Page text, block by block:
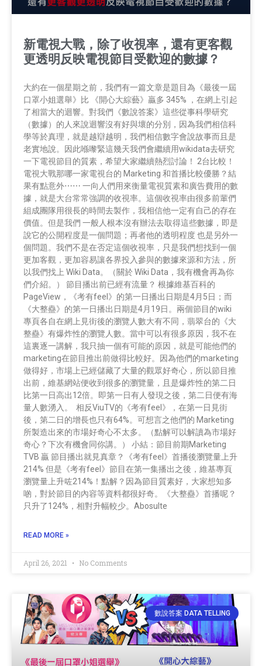
新電視大戰，除了收視率，還有更客觀
更透明反映電視節目受歡迎的數據？
大約在一個星期之前，我們有一篇文章是題目為《最後一屆
口罩小姐選舉》比 《開心大綜藝》贏多 345% ，在網上引起
了相當大的迴響。對我們《數說答案》這些從事科學研究
（數據）的人來說迴響沒有好與壞的分別，因為我們相信科
學等於真理，就是越辯越明，我們相信數字會說故事而且是
老實地說。因此喺嚟緊這幾天我們會繼續用wikidata去研究
一下電視節目的質素，希望大家繼續熱烈討論！ 2台比較！
電視大戰那哪一家電視台的 Marketing 和首播比較優勝？結
果有點意外⋯⋯ 一向人們用來衡量電視質素和廣告費用的數
據，就是大台常常強調的收視率。這個收視率由很多前輩們
組成團隊用很長的時間去製作，我相信他一定有自己的存在
價值。但是我們 一般人根本沒有辦法去取得這些數據，即是
說它的公開程度是一個問題；再者他的透明程度 也是另外一
個問題。我們不是在否定這個收視率，只是我們想找到一個
更加客觀，更加容易讓各界投入參與的數據來源和方法，所
以我們找上 Wiki Data。（關於 Wiki Data，我有機會再為你
們介紹。） 節目播出前已經有流量？ 根據維基百科的
PageView，《考有feel》的第一日播出日期是4月5日；而
《大整蠱》的第一日播出日期是4月19日。兩個節目的wiki
專頁各自在網上見街後的瀏覽人數大有不同，翡翠台的《大
整蠱》有爆炸性的瀏覽人數。當中可以有很多原因，我不在
這裏逐一講解，我只抽一個有可能的原因，就是可能他們的
marketing在節目推出前做得比較好。因為他們的marketing
做得好，市場上已經儲藏了大量的觀眾好奇心，所以節目推
出前，維基網站便收到很多的瀏覽量，且是爆炸性的第二日
比第一日高出12倍。即第一日有人發現之後，第二日便有海
量人數湧入。 相反ViuTV的《考有feel》，在第一日見街
後，第二日的增長也只有64%。可想言之他們的 Marketing
所製造出來的市場好奇心不太多。（點解可以解讀為市場好
奇心？下次有機會同你講。） 小結：節目前期Marketing
TVB 贏 節目播出就見真章？《考有feel》首播後瀏覽量上升
214% 但是《考有feel》節目在第一集播出之後，維基專頁
瀏覽量上升咗214%！點解？因為節目質素好，大家想知多
啲，對於節目的內容等資料都很好奇。《大整蠱》首播呢？
只升了124%，相對升幅較少。Abosulte
READ MORE »
April 26, 2021 No Comments
數說答案 DATA TELLING